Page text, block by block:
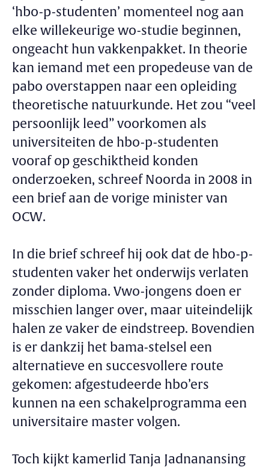
‘hbo-p-studenten’ momenteel nog aan
elke willekeurige wo-studie beginnen,
ongeacht hun vakkenpakket. In theorie
kan iemand met een propedeuse van de
pabo overstappen naar een opleiding
theoretische natuurkunde. Het zou “veel
persoonlijk leed” voorkomen als
universiteiten de hbo-p-studenten
vooraf op geschiktheid konden
onderzoeken, schreef Noorda in 2008 in
een brief aan de vorige minister van
OCW.
In die brief schreef hij ook dat de hbo-p-
studenten vaker het onderwijs verlaten
zonder diploma. Vwo-jongens doen er
misschien langer over, maar uiteindelijk
halen ze vaker de eindstreep. Bovendien
is er dankzij het bama-stelsel een
alternatieve en succesvollere route
gekomen: afgestudeerde hbo’ers
kunnen na een schakelprogramma een
universitaire master volgen.
Toch kijkt kamerlid Tanja Jadnanansing